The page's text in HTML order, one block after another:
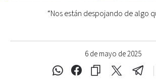
6 de mayo de 2025
“Nos están despojando de algo